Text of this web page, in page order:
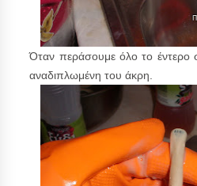
Όταν περάσουμε όλο το έντερο
αναδιπλωμένη του άκρη.